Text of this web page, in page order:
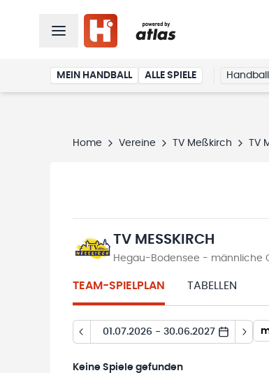
MEIN HANDBALL ALLE SPIELE
Home Vereine TV Meßkirch TV
TV MESSKIRCH
Hegau-Bodensee - männliche
TEAM-SPIELPLAN TABELLEN
01.07.2026 - 30.06.2027
Keine Spiele gefunden